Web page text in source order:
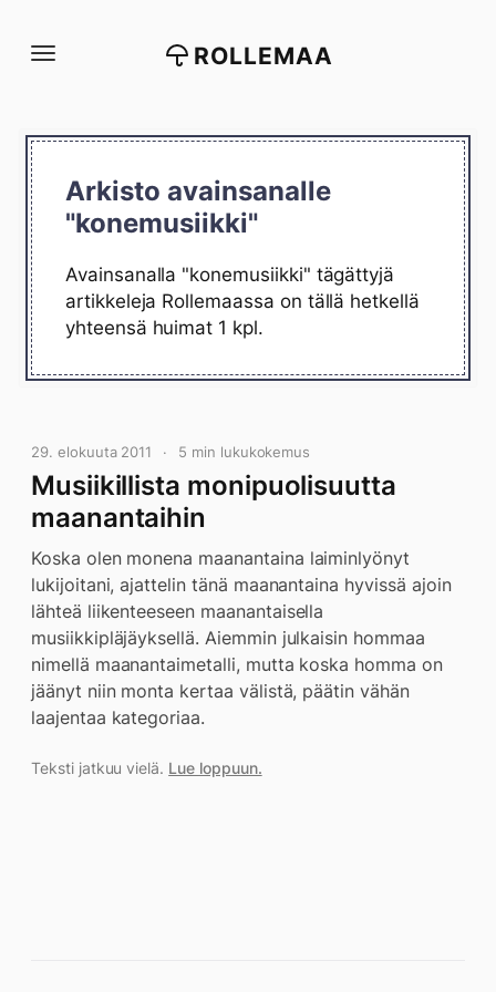
suoraan
ROLLEMAA
Arkisto avainsanalle
"konemusiikki"
Avainsanalla "konemusiikki" tägättyjä
artikkeleja Rollemaassa on tällä hetkellä
yhteensä huimat 1 kpl.
29. elokuuta 2011 5 min lukukokemus
Musiikillista monipuolisuutta
maanantaihin
Koska olen monena maanantaina laiminlyönyt
lukijoitani, ajattelin tänä maanantaina hyvissä ajoin
lähteä liikenteeseen maanantaisella
musiikkipläjäyksellä. Aiemmin julkaisin hommaa
nimellä maanantaimetalli, mutta koska homma on
jäänyt niin monta kertaa välistä, päätin vähän
laajentaa kategoriaa.
Teksti jatkuu vielä. Lue loppuun.